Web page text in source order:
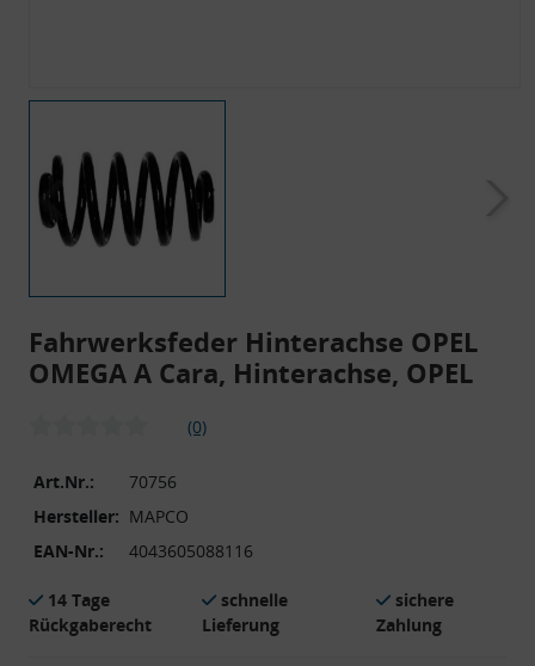
Fahrwerksfeder Hinterachse OPEL
OMEGA A Cara, Hinterachse, OPEL
(0)
Art.Nr.:
70756
Hersteller: MAPCO
EAN-Nr.:
4043605088116
14 Tage
Rückgaberecht
schnelle
Lieferung
sichere
Zahlung